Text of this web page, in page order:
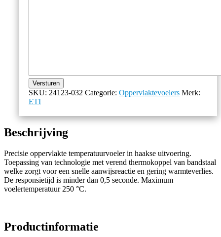
Versturen
SKU: 24123-032 Categorie: Oppervlaktevoelers Merk:
ETI
Beschrijving
Precisie oppervlakte temperatuurvoeler in haakse uitvoering.
Toepassing van technologie met verend thermokoppel van bandstaal
welke zorgt voor een snelle aanwijsreactie en gering warmteverlies.
De responsietijd is minder dan 0,5 seconde. Maximum
voelertemperatuur 250 °C.
Productinformatie